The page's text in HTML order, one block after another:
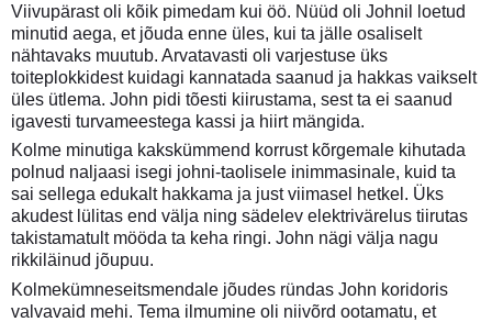
Viivupärast oli kõik pimedam kui öö. Nüüd oli Johnil loetud
minutid aega, et jõuda enne üles, kui ta jälle osaliselt
nähtavaks muutub. Arvatavasti oli varjestuse üks
toiteplokkidest kuidagi kannatada saanud ja hakkas vaikselt
üles ütlema. John pidi tõesti kiirustama, sest ta ei saanud
igavesti turvameestega kassi ja hiirt mängida.
Kolme minutiga kakskümmend korrust kõrgemale kihutada
polnud naljaasi isegi johni-taolisele inimmasinale, kuid ta
sai sellega edukalt hakkama ja just viimasel hetkel. Üks
akudest lülitas end välja ning sädelev elektrivärelus tiirutas
takistamatult mööda ta keha ringi. John nägi välja nagu
rikkiläinud jõupuu.
Kolmekümneseitsmendale jõudes ründas John koridoris
valvavaid mehi. Tema ilmumine oli niivõrd ootamatu, et